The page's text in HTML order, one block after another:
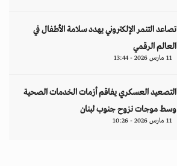
تصاعد التنمر الإلكتروني يهدد سلامة الأطفال في
العالم الرقمي
11 مارس 2026 - 13:44
التصعيد العسكري يفاقم أزمات الخدمات الصحية
وسط موجات نزوح جنوب لبنان
11 مارس 2026 - 10:26